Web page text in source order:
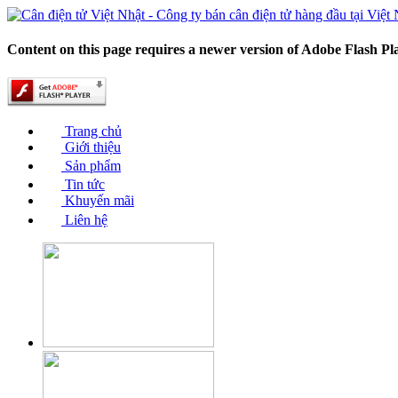
Content on this page requires a newer version of Adobe Flash
Trang chủ
Giới thiệu
Sản phẩm
Tin tức
Khuyến mãi
Liên hệ